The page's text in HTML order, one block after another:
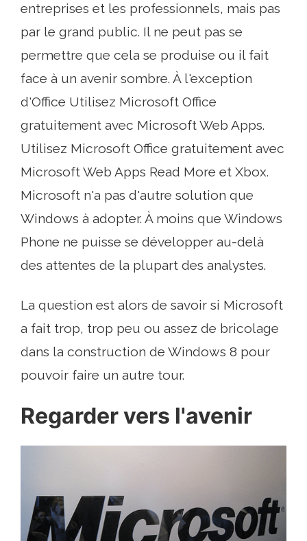
entreprises et les professionnels, mais pas
par le grand public. Il ne peut pas se
permettre que cela se produise ou il fait
face à un avenir sombre. À l'exception
d'Office Utilisez Microsoft Office
gratuitement avec Microsoft Web Apps.
Utilisez Microsoft Office gratuitement avec
Microsoft Web Apps Read More et Xbox.
Microsoft n'a pas d'autre solution que
Windows à adopter. À moins que Windows
Phone ne puisse se développer au-delà
des attentes de la plupart des analystes.
La question est alors de savoir si Microsoft
a fait trop, trop peu ou assez de bricolage
dans la construction de Windows 8 pour
pouvoir faire un autre tour.
Regarder vers l'avenir